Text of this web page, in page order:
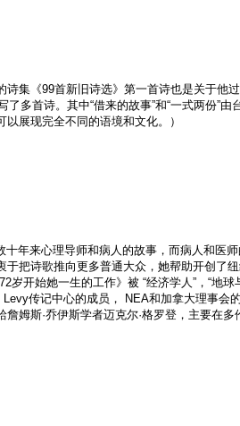
诗集《99首新旧诗选》第一首诗也是关于
多首诗。其中“借来的故事”和“一式两份”
展现完全不同的语境和文化。）
年来心理导师和病人的故事，而病人和
把诗歌推向更多普通大众，她帮助开创了
开始她一生的工作》被 “经济学人”，“地球
传记中心的成员， NEA和加拿大理事
姆斯·乔伊斯学者迈克尔·格罗登，主要在多